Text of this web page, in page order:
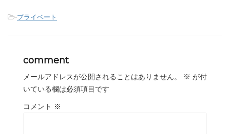
-プライベート
comment
メールアドレスが公開されることはありません。 ※ が付
いている欄は必須項目です
コメント ※